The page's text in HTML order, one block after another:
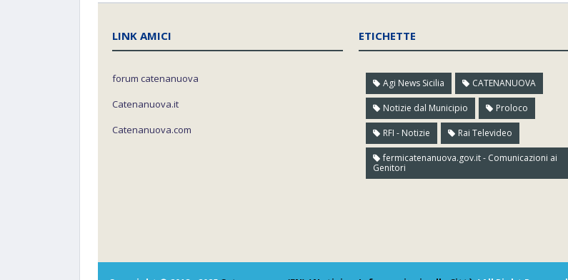
LINK AMICI
forum catenanuova
Catenanuova.it
Catenanuova.com
ETICHETTE
Agi News Sicilia CATENANUOVA
Notizie dal Municipio Proloco
RFI - Notizie Rai Televideo
fermicatenanuova.gov.it - Comunicazioni ai
Genitori